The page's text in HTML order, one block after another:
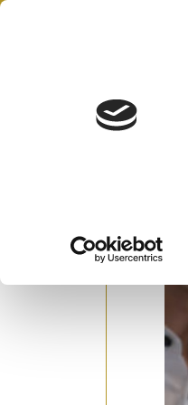
Skip
legale